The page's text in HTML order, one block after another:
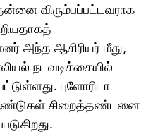
விரும்பப்பட்டவராக
அந்த ஆசிரியர் மீது,
நடவடிக்கையில்
புளோரிடா
சிறைத்தண்டனை